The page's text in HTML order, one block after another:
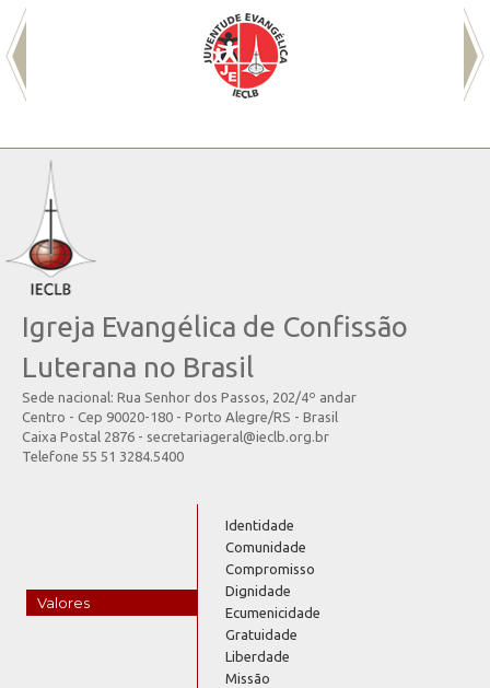
Igreja Evangélica de Confissão
Luterana no Brasil
Sede nacional: Rua Senhor dos Passos, 202/4º andar
Centro - Cep 90020-180 - Porto Alegre/RS - Brasil
Caixa Postal 2876 - secretariageral@ieclb.org.br
Telefone 55 51 3284.5400
Valores
Identidade
Comunidade
Compromisso
Dignidade
Ecumenicidade
Gratuidade
Liberdade
Missão